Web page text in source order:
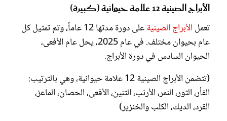
الأبراج الصينية 12 علامة حيوانية (كبيرة)
تعمل الأبراج الصينية
على دورة مدتها 12 عاماً، وتم تمثيل كل
عام بحيوان مختلف. في عام 2025، يحل عام الأفعى،
الحيوان السادس في دورة الأبراج.
(تتضمن الأبراج الصينية 12 علامة حيوانية، وهي بالترتيب:
الفأر، الثور، النمر، الأرنب، التنين، الأفعى، الحصان، الماعز،
القرد، الديك، الكلب والخنزير)